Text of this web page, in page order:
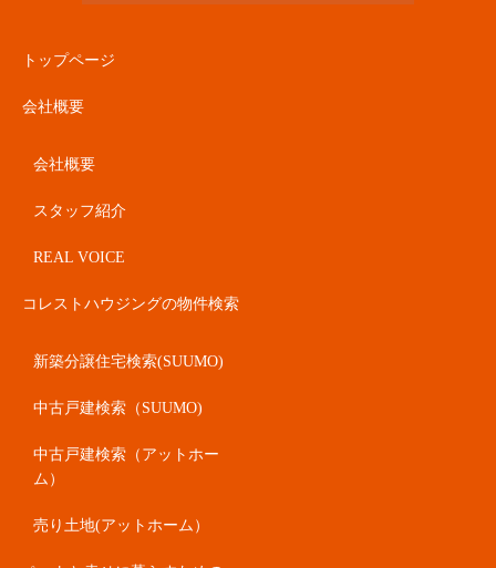
トップページ
会社概要
会社概要
スタッフ紹介
REAL VOICE
コレストハウジングの物件検索
新築分譲住宅検索(SUUMO)
中古戸建検索（SUUMO)
中古戸建検索（アットホー
ム）
売り土地(アットホーム）